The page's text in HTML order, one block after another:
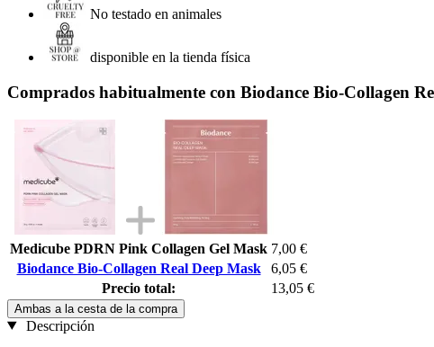
No testado en animales
disponible en la tienda física
Comprados habitualmente con Biodance Bio-Collagen
Medicube PDRN Pink Collagen Gel Mask 7,00 €
Biodance Bio-Collagen Real Deep Mask
6,05 €
Precio total:
13,05 €
Ambas a la cesta de la compra
Descripción